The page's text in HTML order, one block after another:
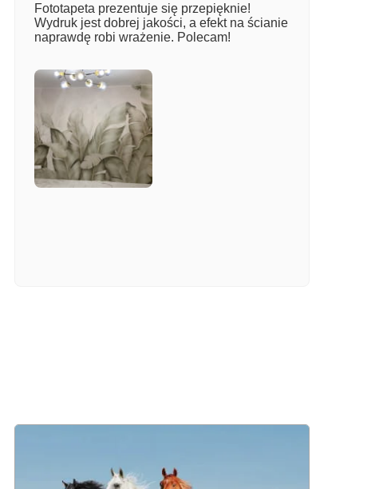
Fototapeta prezentuje się przepięknie!
Wydruk jest dobrej jakości, a efekt na ścianie
naprawdę robi wrażenie. Polecam!